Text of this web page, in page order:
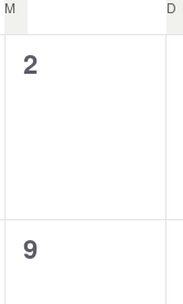
M D
0
2
0
9